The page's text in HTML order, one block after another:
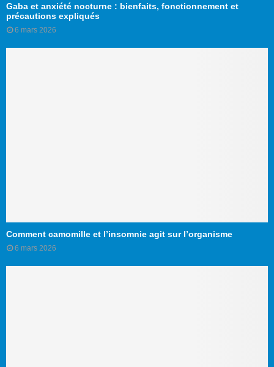
Gaba et anxiété nocturne : bienfaits, fonctionnement et
précautions expliqués
6 mars 2026
Comment camomille et l’insomnie agit sur l’organisme
6 mars 2026